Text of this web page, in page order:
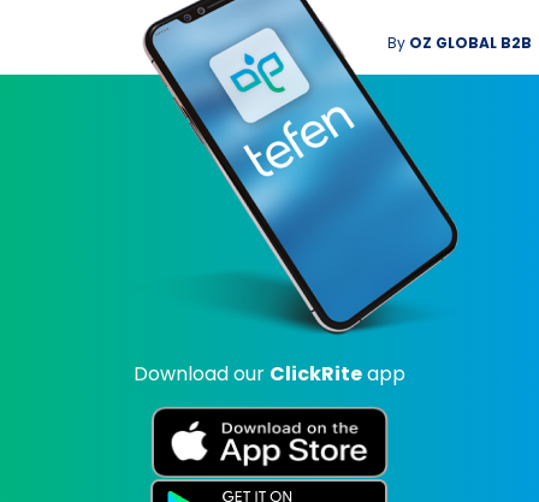
By OZ GLOBAL B2B
Download our ClickRiteapp